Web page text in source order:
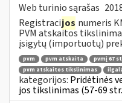
Web turinio sąrašas
Registracijos numeris
PVM atskaitos
įsigytų (importuotų)
pvm pvm atskaita pvmį 67
pvm atskaitos tikslinimas
kategorijos: Pridėtinės
jos tikslinimas (57-69